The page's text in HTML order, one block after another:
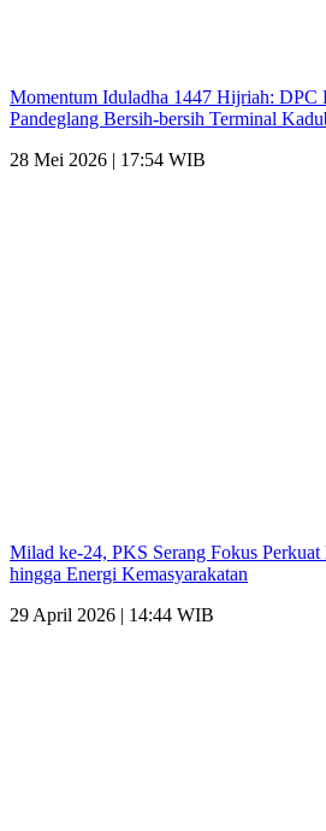
Momentum Iduladha 1447 Hijriah: DPC
Pandeglang Bersih-bersih Terminal
28 Mei 2026 | 17:54 WIB
Milad ke-24, PKS Serang Fokus
hingga Energi Kemasyarakatan
29 April 2026 | 14:44 WIB